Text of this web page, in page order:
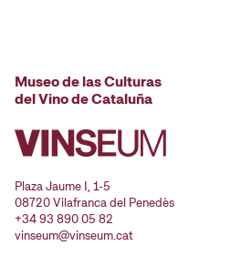
Museo de las Culturas
del Vino de Cataluña
Plaza Jaume I, 1-5
08720 Vilafranca del Penedès
+34 93 890 05 82
vinseum@vinseum.cat